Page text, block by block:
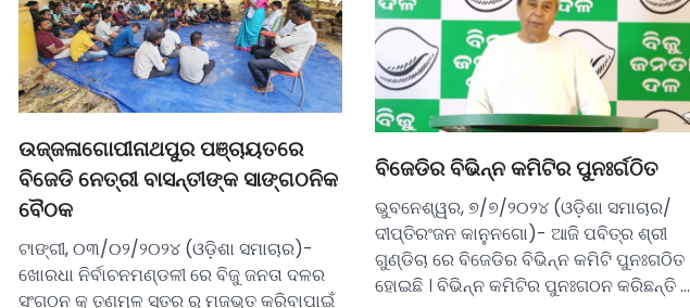
ଉଜ୍ଜଳାଗୋପୀନାଥପୁର ପଞ୍ଚାୟତରେ
ବିଜେଡି ନେତ୍ରୀ ବାସନ୍ତୀଙ୍କ ସାଙ୍ଗଠନିକ
ବୈଠକ
ଟାଙ୍ଗୀ, ୦୩/୦୨/୨୦୨୪ (ଓଡ଼ିଶା ସମାଚାର)-
ଖୋରଧା ନିର୍ବାଚନମଣ୍ଡଳୀ ରେ ବିଜୁ ଜନତା ଦଳର
ସଂଗଠନ କୁ ତୃଣମୂଳ ସ୍ତର ରୁ ମଜଭୁତ କରିବାପାଇଁ
ବିଜେଡିର ବିଭିନ୍ନ କମିଟିର ପୁନଃର୍ଗଠିତ
ଭୁବନେଶ୍ୱର, ୭/୭/୨୦୨୪ (ଓଡ଼ିଶା ସମାଚାର/
ଦୀପ୍ତିରଂଜନ କାନୁନଗୋ)- ଆଜି ପବିତ୍ର ଶ୍ରୀ
ଗୁଣ୍ଡିଚା ରେ ବିଜେଡିର ବିଭିନ୍ନ କମିଟି ପୁନଃଗଠିତ
ହୋଇଛି । ବିଭିନ୍ନ କମିଟିର ପୁନଃଗଠନ କରିଛନ୍ତି …